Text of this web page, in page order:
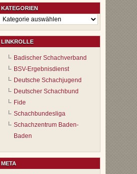
KATEGORIEN
Kategorien
LINKROLLE
Badischer Schachverband
BSV-Ergebnisdienst
Deutsche Schachjugend
Deutscher Schachbund
Fide
Schachbundesliga
Schachzentrum Baden-
Baden
META